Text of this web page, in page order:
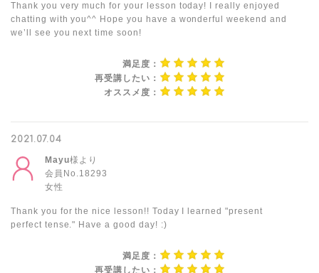
Thank you very much for your lesson today! I really enjoyed
chatting with you^^ Hope you have a wonderful weekend and
we’ll see you next time soon!
満足度：
再受講したい：
オススメ度：
2021.07.04
Mayu様より
会員No.18293
女性
Thank you for the nice lesson!! Today I learned "present
perfect tense." Have a good day! :)
満足度：
再受講したい：